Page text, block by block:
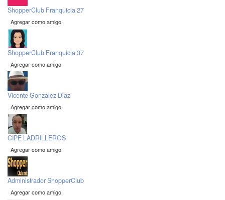
ShopperClub Franquicia 27
Agregar como amigo
ShopperClub Franquicia 37
Agregar como amigo
Vicente Gonzalez Diaz
Agregar como amigo
CIPE LADRILLEROS
Agregar como amigo
Administrador ShopperClub
Agregar como amigo